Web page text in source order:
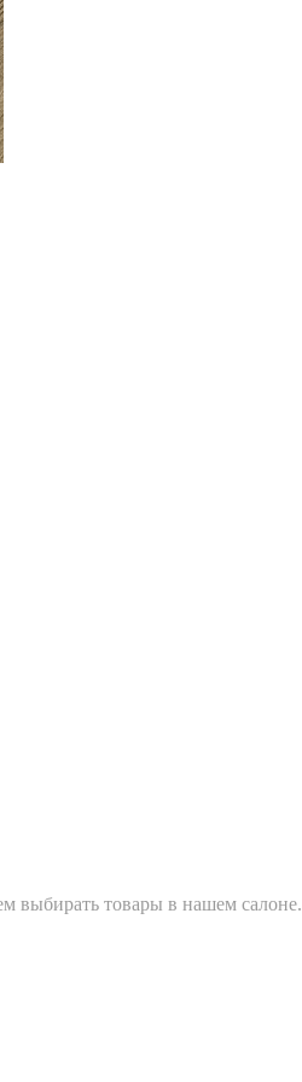
выбирать товары в нашем салоне.